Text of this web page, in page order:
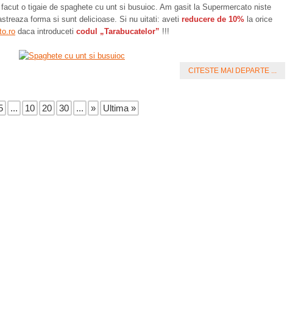
o tigaie de spaghete cu unt si busuioc. Am gasit la Supermercato niste
forma si sunt delicioase. Si nu uitati: aveti reducere de 10% la orice
daca introduceti codul „Tarabucatelor” !!!
CITESTE MAI DEPARTE ...
... 10 20 30 ... » Ultima »